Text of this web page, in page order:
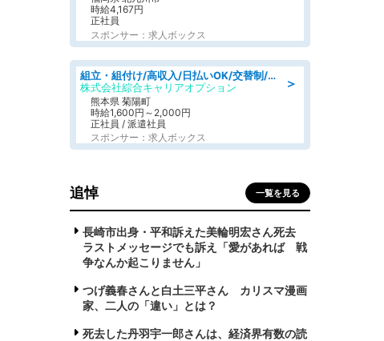
時給4,167円
正社員
スポンサー：求人ボックス
＞
組立・組付け/高収入/日払いOK/交替制/20・30・40代活躍中/製造 工場
株式会社綜合キャリアオプション
熊本県 菊陽町
時給1,600円～2,000円
正社員 / 派遣社員
スポンサー：求人ボックス
追悼 一覧を見る
長崎市出身・平和訴えた美輪明宏さん死去
ラストメッセージでも訴え「愛があれば 戦
争なんか起こりません」
つげ義春さんと白土三平さん カリスマ漫画
家、二人の「違い」とは？
死去した丹羽宇一郎さんは、経済界有数の読